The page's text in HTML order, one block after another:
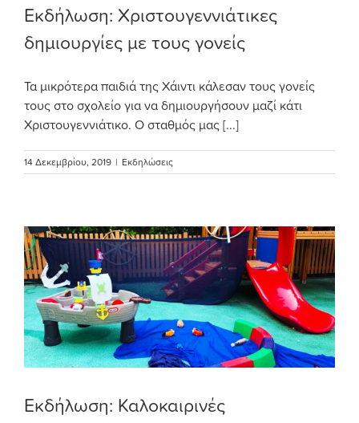
Εκδήλωση: Χριστουγεννιάτικες
δημιουργίες με τους γονείς
Τα μικρότερα παιδιά της Χάιντι κάλεσαν τους γονείς
τους στο σχολείο για να δημιουργήσουν μαζί κάτι
Χριστουγεννιάτικο. Ο σταθμός μας [...]
14 Δεκεμβρίου, 2019 | Εκδηλώσεις
Εκδήλωση: Καλοκαιρινές